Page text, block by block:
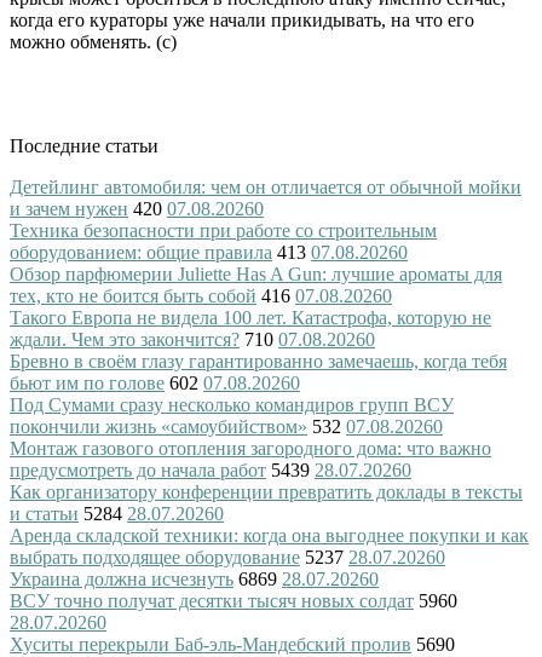
когда его кураторы уже начали прикидывать, на что его
можно обменять. (с)
Последние статьи
Детейлинг автомобиля: чем он отличается от обычной мойки
и зачем нужен 420 07.08.20260
Техника безопасности при работе со строительным
оборудованием: общие правила 413 07.08.20260
Обзор парфюмерии Juliette Has A Gun: лучшие ароматы для
тех, кто не боится быть собой 416 07.08.20260
Такого Европа не видела 100 лет. Катастрофа, которую не
ждали. Чем это закончится? 710 07.08.20260
Бревно в своём глазу гарантированно замечаешь, когда тебя
бьют им по голове 602 07.08.20260
Под Сумами сразу несколько командиров групп ВСУ
покончили жизнь «самоубийством» 532 07.08.20260
Монтаж газового отопления загородного дома: что важно
предусмотреть до начала работ 5439 28.07.20260
Как организатору конференции превратить доклады в тексты
и статьи 5284 28.07.20260
Аренда складской техники: когда она выгоднее покупки и как
выбрать подходящее оборудование 5237 28.07.20260
Украина должна исчезнуть 6869 28.07.20260
ВСУ точно получат десятки тысяч новых солдат 5960
28.07.20260
Хуситы перекрыли Баб-эль-Мандебский пролив 5690